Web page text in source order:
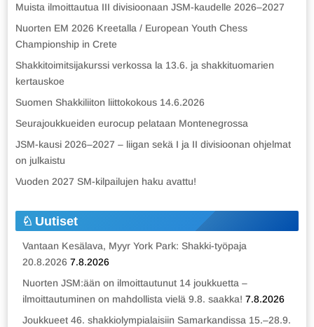
Muista ilmoittautua III divisioonaan JSM-kaudelle 2026–2027
Nuorten EM 2026 Kreetalla / European Youth Chess
Championship in Crete
Shakkitoimitsijakurssi verkossa la 13.6. ja shakkituomarien
kertauskoe
Suomen Shakkiliiton liittokokous 14.6.2026
Seurajoukkueiden eurocup pelataan Montenegrossa
JSM-kausi 2026–2027 – liigan sekä I ja II divisioonan ohjelmat
on julkaistu
Vuoden 2027 SM-kilpailujen haku avattu!
Uutiset
Vantaan Kesälava, Myyr York Park: Shakki-työpaja
20.8.2026 7.8.2026
Nuorten JSM:ään on ilmoittautunut 14 joukkuetta –
ilmoittautuminen on mahdollista vielä 9.8. saakka! 7.8.2026
Joukkueet 46. shakkiolympialaisiin Samarkandissa 15.–28.9.